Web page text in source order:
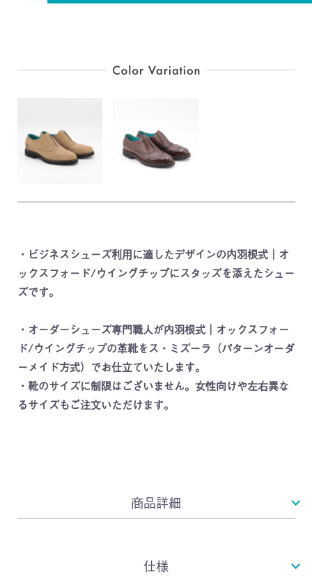
・ビジネスシューズ利用に適したデザインの内羽根式｜オ
ックスフォード/ウイングチップにスタッズを添えたシュー
ズです。
・オーダーシューズ専門職人が内羽根式｜オックスフォー
ド/ウイングチップの革靴をス・ミズーラ（パターンオーダ
ーメイド方式）でお仕立ていたします。
・靴のサイズに制限はございません。女性向けや左右異な
るサイズもご注文いただけます。
商品詳細
仕様